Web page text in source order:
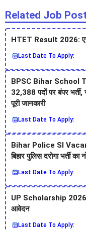
Related Job
HTET Result 2026:
Last Date To Apply:
BPSC Bihar School
32,388 पदों पर बंपर
पूरी जानकारी
Last Date To Apply:
Bihar Police SI
बिहार पुलिस दरोगा भर्ती
Last Date To Apply:
UP Scholarship 2026-
आवेदन
Last Date To Apply: